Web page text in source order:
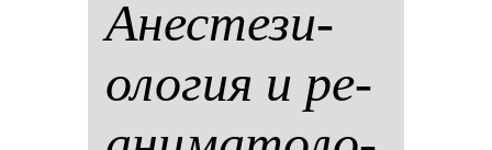
Анес­те­зи­
оло­гия и ре­